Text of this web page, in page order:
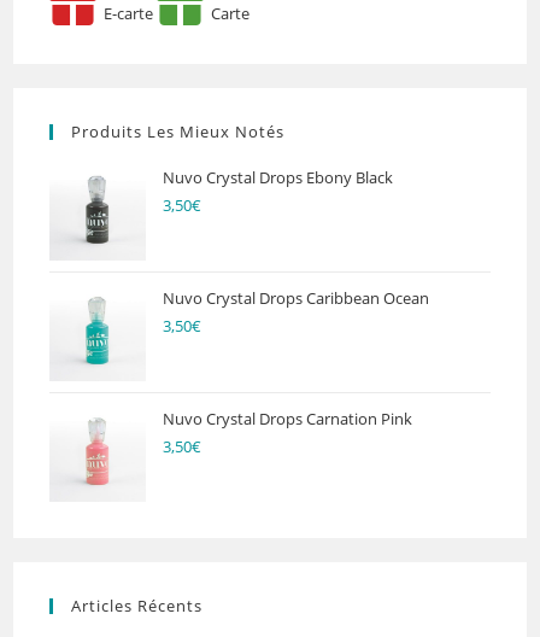
E-carte Carte
Produits Les Mieux Notés
Nuvo Crystal Drops Ebony Black
3,50€
Nuvo Crystal Drops Caribbean Ocean
3,50€
Nuvo Crystal Drops Carnation Pink
3,50€
Articles Récents